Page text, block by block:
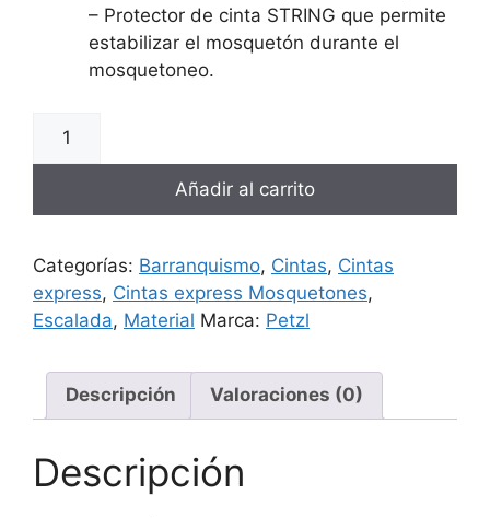
– Protector de cinta STRING que permite
estabilizar el mosquetón durante el
mosquetoneo.
Añadir al carrito
Categorías: Barranquismo, Cintas, Cintas
express, Cintas express Mosquetones,
Escalada, Material Marca: Petzl
Descripción Valoraciones (0)
Descripción